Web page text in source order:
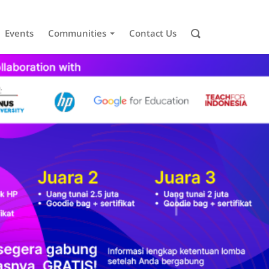
Events Communities Contact Us